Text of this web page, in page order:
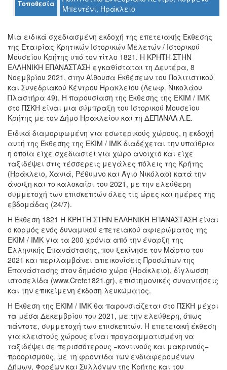
ΜΑΣ
ΔΗΜΟΣ
ΠΟΛΙΤΙΣΜΟΣ
ΑΝΘΕΚΤΙΚΗ
ΠΟΛΗ
Τοποθεσία
Μπεντένι, Ηράκλειο
Μια ειδικά σχεδιασμένη εκδοχή της επετειακής Έκθεσης
της Εταιρίας Κρητικών Ιστορικών Μελετών / Ιστορικού
Μουσείου Κρήτης υπό τον τίτλο 1821. Η ΚΡΗΤΗ ΣΤΗΝ
ΕΛΛΗΝΙΚΗ ΕΠΑΝΑΣΤΑΣΗ εγκαθίσταται τη Δευτέρα, 8
Νοεμβρίου 2021, στην Αίθουσα Εκθέσεων του Πολιτιστικού
και Συνεδριακού Κέντρου Ηρακλείου (Λεωφ. Νικολάου
Πλαστήρα 49). Η παρουσίαση της Έκθεσης της ΕΚΙΜ / ΙΜΚ
στο ΠΣΚΗ είναι μια σύμπραξη του Ιστορικού Μουσείου
Κρήτης με τον Δήμο Ηρακλείου και τη ΔΕΠΑΝΑΛ Α.Ε.
Ειδικά διαμορφωμένη για εσωτερικούς χώρους, η εκδοχή
αυτή της Έκθεσης της ΕΚΙΜ / ΙΜΚ διαδέχεται την υπαίθρια
η οποία είχε σχεδιαστεί για χώρο ανοιχτό και είχε
ταξιδέψει στις τέσσερεις μεγάλες πόλεις της Κρήτης
(Ηράκλειο, Χανιά, Ρέθυμνο και Άγιο Νικόλαο) κατά την
άνοιξη και το καλοκαίρι του 2021, με την ελεύθερη
συμμετοχή των επισκεπτών όλες τις ώρες και ημέρες της
εβδομάδας (24/7).
Η Έκθεση 1821 Η ΚΡΗΤΗ ΣΤΗΝ ΕΛΛΗΝΙΚΗ ΕΠΑΝΑΣΤΑΣΗ είναι
ο κορμός ενός δυναμικού επετειακού αφιερώματος της
ΕΚΙΜ / ΙΜΚ για τα 200 χρόνια από την έναρξη της
Ελληνικής Επανάστασης, που ξεκίνησε τον Μάρτιο του
2021 και περιλαμβάνει απεικονίσεις Προσώπων της
Επανάστασης στον δημόσιο χώρο (Ηράκλειο), δίγλωσση
ιστοσελίδα (www.Crete1821.gr), επιστημονικές συναντήσεις
και την επικείμενη έκδοση λευκώματος.
Η Έκθεση της ΕΚΙΜ / ΙΜΚ θα παρουσιάζεται στο ΠΣΚΗ μέχρι
τα μέσα Δεκεμβρίου του 2021, με την ελεύθερη, όπως
πάντοτε, συμμετοχή των επισκεπτών. Η επετειακή έκθεση
για κλειστούς χώρους είναι προγραμματισμένη να
ταξιδέψει σε περισσότερους −κοντινούς και μακρινούς−
προορισμούς, με τη φροντίδα των ενδιαφερομένων
Δήμων, Φορέων και Συλλόγων της Κρήτης και του